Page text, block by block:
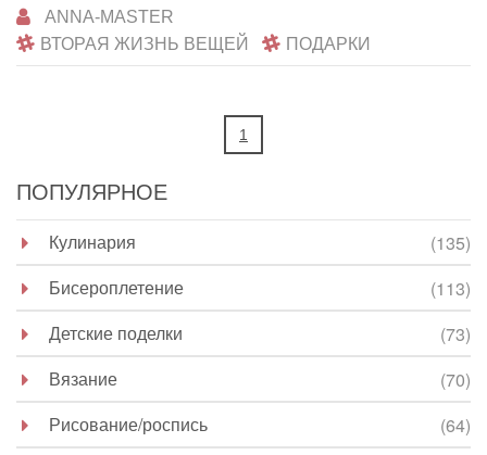
ANNA-MASTER
ВТОРАЯ ЖИЗНЬ ВЕЩЕЙ
ПОДАРКИ
1
ПОПУЛЯРНОЕ
Кулинария
(135)
Бисероплетение
(113)
Детские поделки
(73)
Вязание
(70)
Рисование/роспись
(64)